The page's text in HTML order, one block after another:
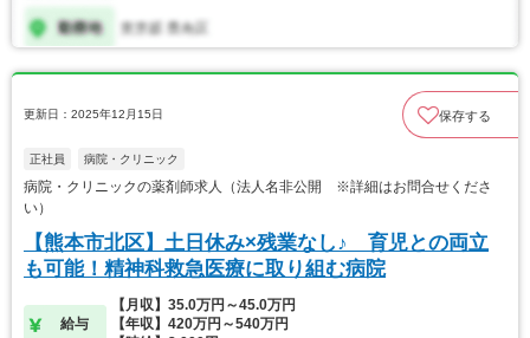
更新日：2025年12月15日 保存する
正社員 病院・クリニック
病院・クリニックの薬剤師求人（法人名非公開 ※詳細はお問合せくださ
い）
【熊本市北区】土日休み×残業なし♪ 育児との両立
も可能！精神科救急医療に取り組む病院
給与
【月収】35.0万円～45.0万円
【年収】420万円～540万円